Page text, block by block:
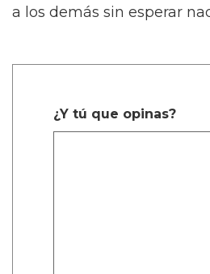
a los demás sin esperar
¿Y tú que opinas?